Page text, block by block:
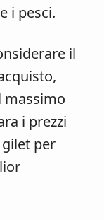
i pesci.
il
massimo
i prezzi
per